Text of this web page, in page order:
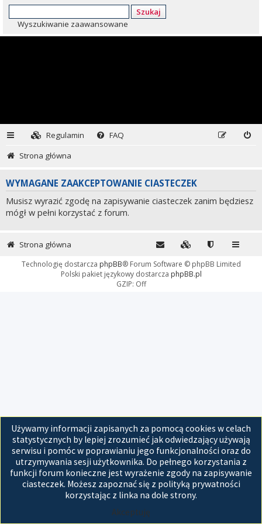
Szukaj
Wyszukiwanie zaawansowane
Regulamin
FAQ
Strona główna
WYMAGANE ZAAKCEPTOWANIE CIASTECZEK
Musisz wyrazić zgodę na zapisywanie ciasteczek zanim będziesz
mógł w pełni korzystać z forum.
Używamy informacji zapisanych za pomocą cookies w celach
statystycznych by lepiej zrozumieć jak odwiedzający używają
serwisu i pomóc w poprawianiu jego funkcjonalności oraz do
utrzymywania sesji użytkownika. Do pełnego korzystania z
funkcji forum konieczne jest wyrażenie zgody na zapisywanie
ciasteczek. Możesz zapoznać się z polityką prywatności
korzystając z linka na dole strony.
Akceptuję
Strona główna
Technologię dostarcza phpBB® Forum Software © phpBB Limited
Polski pakiet językowy dostarcza phpBB.pl
GZIP: Off